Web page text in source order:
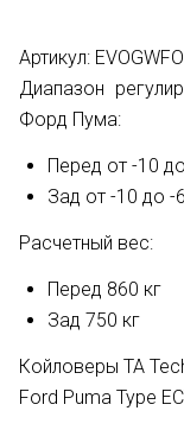
Артикул:
Диапазон
Форд Пума:
Перед от -10
Зад от -10 до -
Расчетный вес:
Перед 860 кг
Зад 750 кг
Койловеры TA
Ford Puma Type